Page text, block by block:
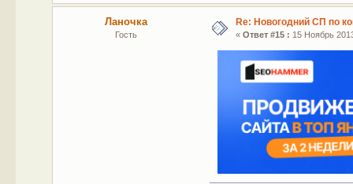
Ланочка
Гость
Re: Новогодний СП по
« Ответ #15 : 15 Ноябрь